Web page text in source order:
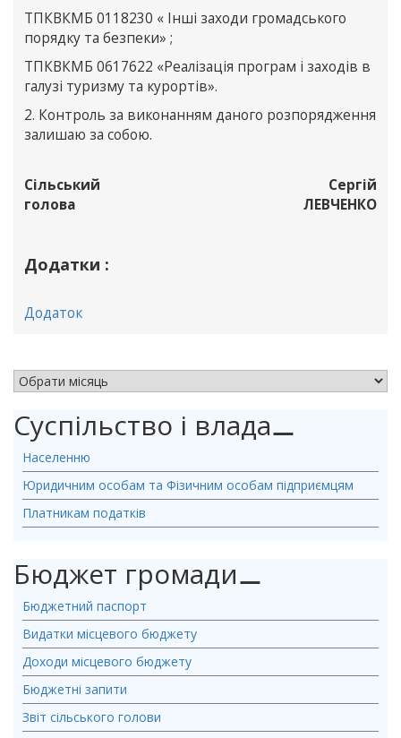
ТПКВКМБ 0118230 « Інші заходи громадського
порядку та безпеки» ;
ТПКВКМБ 0617622 «Реалізація програм і заходів в
галузі туризму та курортів».
2. Контроль за виконанням даного розпорядження
залишаю за собою.
Сільський
голова
Сергій
ЛЕВЧЕНКО
Додатки :
Додаток
Суспільство і влада⚊
Населенню
Юридичним особам та Фізичним особам підприємцям
Платникам податків
Бюджет громади⚊
Бюджетний паспорт
Видатки місцевого бюджету
Доходи місцевого бюджету
Бюджетні запити
Звіт сільського голови